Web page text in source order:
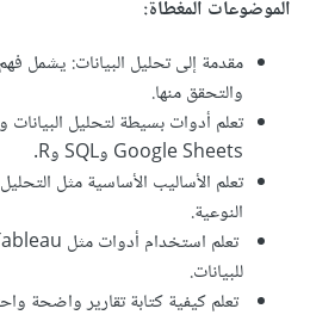
الموضوعات المغطاة:
مقدمة إلى تحليل البيانات: يشمل
والتحقق منها.
تعلم أدوات بسيطة لتحليل البيانات
Google Sheets وSQL وR.
تعلم الأساليب الأساسية مثل
النوعية.
للبيانات.
تعلم كيفية كتابة تقارير واضحة